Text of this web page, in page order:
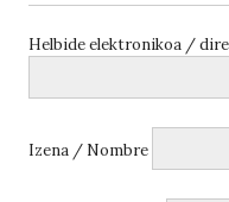
Helbide elektronikoa /
Izena / Nombre